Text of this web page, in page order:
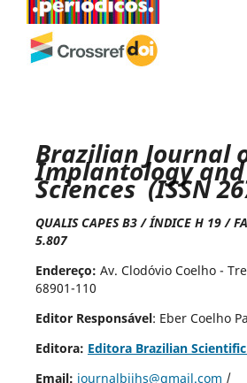
Brazilian Journal
Implantology
Sciences (ISSN
QUALIS CAPES B3 / ÍNDICE H 19 /
5.807
Endereço: Av. Clodóvio Coelho -
68901-110
Editor Responsável: Eber Coelho
Editora: Editora Brazilian
Email: journalbjihs@gmail.com /